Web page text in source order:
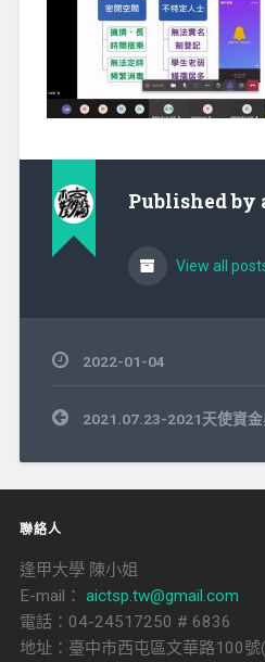
Published by
View all
2022-01-04
文
章
覽
2021.07.23-2021天使資
聯絡人
逢甲大學 陳小姐
E-mail： aictsp.tw@gmail.com
電話：04-24517250 # 6836
地址：臺中市西屯區文華路100